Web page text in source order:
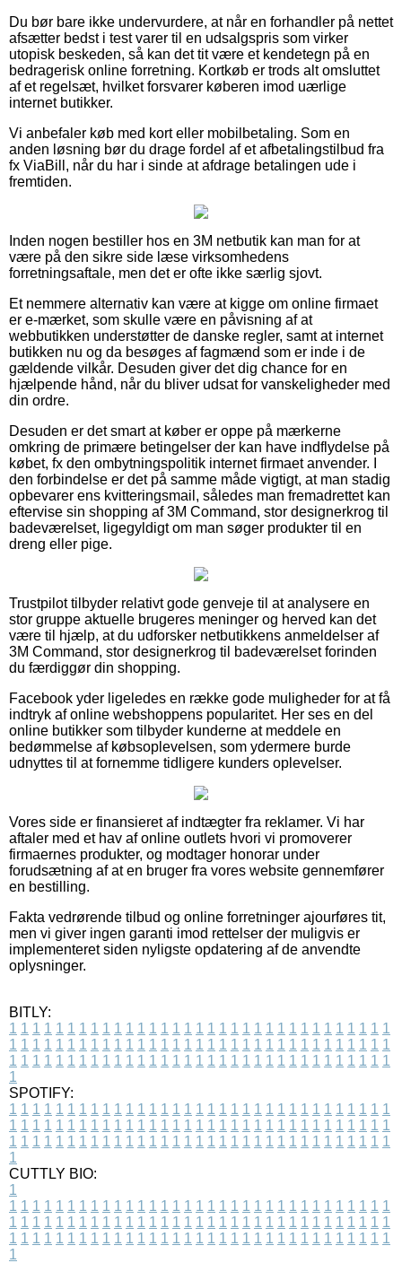
Du bør bare ikke undervurdere, at når en forhandler på nettet
afsætter bedst i test varer til en udsalgspris som virker
utopisk beskeden, så kan det tit være et kendetegn på en
bedragerisk online forretning. Kortkøb er trods alt omsluttet
af et regelsæt, hvilket forsvarer køberen imod uærlige
internet butikker.
Vi anbefaler køb med kort eller mobilbetaling. Som en
anden løsning bør du drage fordel af et afbetalingstilbud fra
fx ViaBill, når du har i sinde at afdrage betalingen ude i
fremtiden.
Inden nogen bestiller hos en 3M netbutik kan man for at
være på den sikre side læse virksomhedens
forretningsaftale, men det er ofte ikke særlig sjovt.
Et nemmere alternativ kan være at kigge om online firmaet
er e-mærket, som skulle være en påvisning af at
webbutikken understøtter de danske regler, samt at internet
butikken nu og da besøges af fagmænd som er inde i de
gældende vilkår. Desuden giver det dig chance for en
hjælpende hånd, når du bliver udsat for vanskeligheder med
din ordre.
Desuden er det smart at køber er oppe på mærkerne
omkring de primære betingelser der kan have indflydelse på
købet, fx den ombytningspolitik internet firmaet anvender. I
den forbindelse er det på samme måde vigtigt, at man stadig
opbevarer ens kvitteringsmail, således man fremadrettet kan
eftervise sin shopping af 3M Command, stor designerkrog til
badeværelset, ligegyldigt om man søger produkter til en
dreng eller pige.
Trustpilot tilbyder relativt gode genveje til at analysere en
stor gruppe aktuelle brugeres meninger og herved kan det
være til hjælp, at du udforsker netbutikkens anmeldelser af
3M Command, stor designerkrog til badeværelset forinden
du færdiggør din shopping.
Facebook yder ligeledes en række gode muligheder for at få
indtryk af online webshoppens popularitet. Her ses en del
online butikker som tilbyder kunderne at meddele en
bedømmelse af købsoplevelsen, som ydermere burde
udnyttes til at fornemme tidligere kunders oplevelser.
Vores side er finansieret af indtægter fra reklamer. Vi har
aftaler med et hav af online outlets hvori vi promoverer
firmaernes produkter, og modtager honorar under
forudsætning af at en bruger fra vores website gennemfører
en bestilling.
Fakta vedrørende tilbud og online forretninger ajourføres tit,
men vi giver ingen garanti imod rettelser der muligvis er
implementeret siden nyligste opdatering af de anvendte
oplysninger.
BITLY:
1 1 1 1 1 1 1 1 1 1 1 1 1 1 1 1 1 1 1 1 1 1 1 1 1 1 1 1 1 1 1 1 1
1 1 1 1 1 1 1 1 1 1 1 1 1 1 1 1 1 1 1 1 1 1 1 1 1 1 1 1 1 1 1 1 1
1 1 1 1 1 1 1 1 1 1 1 1 1 1 1 1 1 1 1 1 1 1 1 1 1 1 1 1 1 1 1 1 1
1
SPOTIFY:
1 1 1 1 1 1 1 1 1 1 1 1 1 1 1 1 1 1 1 1 1 1 1 1 1 1 1 1 1 1 1 1 1
1 1 1 1 1 1 1 1 1 1 1 1 1 1 1 1 1 1 1 1 1 1 1 1 1 1 1 1 1 1 1 1 1
1 1 1 1 1 1 1 1 1 1 1 1 1 1 1 1 1 1 1 1 1 1 1 1 1 1 1 1 1 1 1 1 1
1
CUTTLY BIO:
1
1 1 1 1 1 1 1 1 1 1 1 1 1 1 1 1 1 1 1 1 1 1 1 1 1 1 1 1 1 1 1 1 1
1 1 1 1 1 1 1 1 1 1 1 1 1 1 1 1 1 1 1 1 1 1 1 1 1 1 1 1 1 1 1 1 1
1 1 1 1 1 1 1 1 1 1 1 1 1 1 1 1 1 1 1 1 1 1 1 1 1 1 1 1 1 1 1 1 1
1